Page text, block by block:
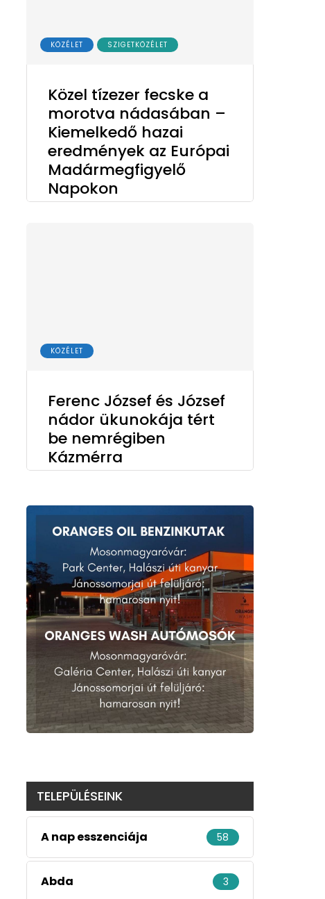
KÖZÉLET SZIGETKÖZÉLET
Közel tízezer fecske a
morotva nádasában –
Kiemelkedő hazai
eredmények az Európai
Madármegfigyelő
Napokon
KÖZÉLET
Ferenc József és József
nádor ükunokája tért
be nemrégiben
Kázmérra
TELEPÜLÉSEINK
A nap esszenciája 58
Abda 3